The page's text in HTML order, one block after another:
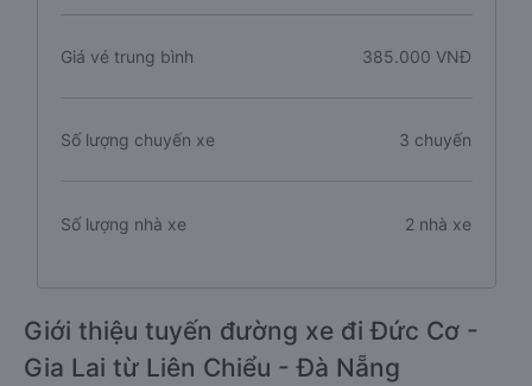
Giá vé trung bình 385.000 VNĐ
Số lượng chuyến xe 3 chuyến
Số lượng nhà xe 2 nhà xe
Giới thiệu tuyến đường xe đi Đức Cơ -
Gia Lai từ Liên Chiểu - Đà Nẵng